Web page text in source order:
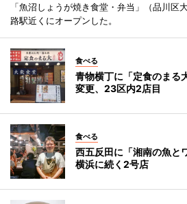
「魚沼しょうが焼き食堂・弁当」（品川区
路駅近くにオープンした。
食べる
青物横丁に「定食のま
変更、23区内2店目
食べる
西五反田に「湘南の魚と
横浜に続く2号店